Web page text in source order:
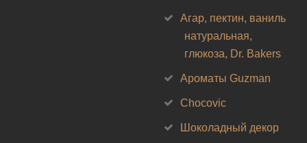
Агар, пектин, ваниль
натуральная,
глюкоза, Dr. Bakers
Ароматы Guzman
Chocovic
Шоколадный декор